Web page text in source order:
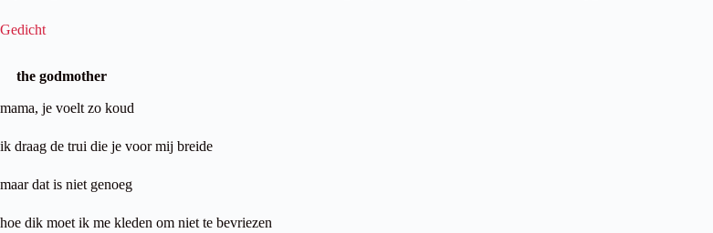
Gedicht
the godmother
mama, je voelt zo koud
ik draag de trui die je voor mij breide
maar dat is niet genoeg
hoe dik moet ik me kleden om niet te bevriezen